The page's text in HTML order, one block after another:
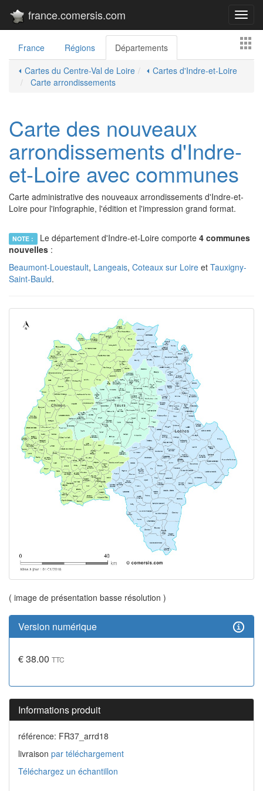
france.comersis.com
France Régions
Départements
⏴ Cartes du Centre-Val de Loire
⏴ Cartes d'Indre-et-Loire
Carte arrondissements
Carte des nouveaux
arrondissements d'Indre-
et-Loire avec communes
Carte administrative des nouveaux arrondissements d'Indre-et-
Loire pour l'infographie, l'édition et l'impression grand format.
NOTE : Le département d'Indre-et-Loire comporte 4 communes
nouvelles :
Beaumont-Louestault, Langeais, Coteaux sur Loire et Tauxigny-
Saint-Bauld.
( image de présentation basse résolution )
Version numérique
€ 38.00 TTC
Informations produit
référence: FR37_arrd18
livraison par téléchargement
Téléchargez un échantillon